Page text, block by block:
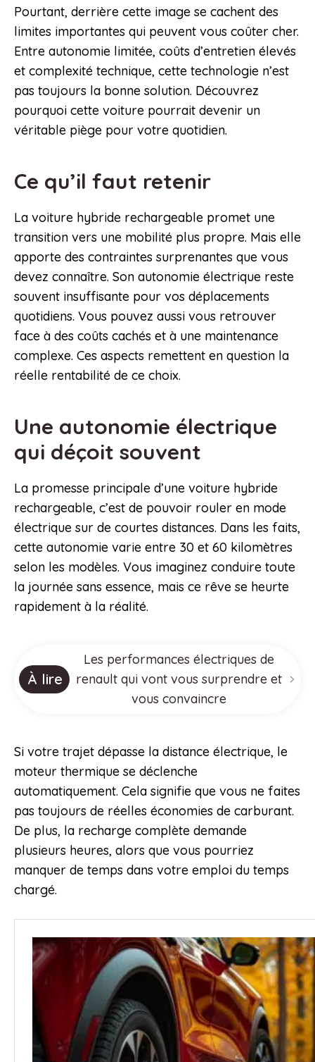
Pourtant, derrière cette image se cachent des
limites importantes qui peuvent vous coûter cher.
Entre autonomie limitée, coûts d’entretien élevés
et complexité technique, cette technologie n’est
pas toujours la bonne solution. Découvrez
pourquoi cette voiture pourrait devenir un
véritable piège pour votre quotidien.
Ce qu’il faut retenir
La voiture hybride rechargeable promet une
transition vers une mobilité plus propre. Mais elle
apporte des contraintes surprenantes que vous
devez connaître. Son autonomie électrique reste
souvent insuffisante pour vos déplacements
quotidiens. Vous pouvez aussi vous retrouver
face à des coûts cachés et à une maintenance
complexe. Ces aspects remettent en question la
réelle rentabilité de ce choix.
Une autonomie électrique
qui déçoit souvent
La promesse principale d’une voiture hybride
rechargeable, c’est de pouvoir rouler en mode
électrique sur de courtes distances. Dans les faits,
cette autonomie varie entre 30 et 60 kilomètres
selon les modèles. Vous imaginez conduire toute
la journée sans essence, mais ce rêve se heurte
rapidement à la réalité.
À lire
Les performances électriques de
renault qui vont vous surprendre et
vous convaincre
Si votre trajet dépasse la distance électrique, le
moteur thermique se déclenche
automatiquement. Cela signifie que vous ne faites
pas toujours de réelles économies de carburant.
De plus, la recharge complète demande
plusieurs heures, alors que vous pourriez
manquer de temps dans votre emploi du temps
chargé.